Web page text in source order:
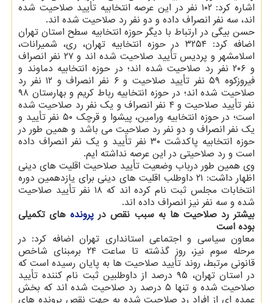
اشاره كرد: ۱۰۲ نفر در این عرصه انتخابیه تأیید صلاحیت شده
اند، سه نفر انصراف داده و دو نفر رد صلاحیت شده اند.
حسن بیگی در ارتباط با دیگر حوزه انتخابیه سطح استان تهران
اضافه كرد: ۳۲۵۴ در حوزه انتخابیه تهران، ری، شمیرانات،
اسلامشهر و پردیس تأیید صلاحیت شده اند و ۲۷ نفر انصراف
و ۲۰۶ نفر رد صلاحیت شده اند؛ در حوزه انتخابیه دماوند و
فیروزكوه ۵۹ نفر تأیید صلاحیت و ۶ نفر انصراف و ۱۲ نفر رد
صلاحیت شده اند؛ در حوزه انتخابیه رباط كریم و بهارستان ۹۸
نفر تأیید صلاحیت و ۴ نفر انصراف و یك نفر رد صلاحیت شده
است؛ در حوزه انتخابیه ورامین، پیشوا و قرچك ۵۰ نفر تأیید و
یك نفر انصراف و دو نفر رد صلاحیت می باشد و همین طور در
حوزه انتخابیه پاكدشت ۳۰ نفر تأیید و یك نفر انصراف داده
است و رد صلاحیتی در این عرصه نداشته ایم.
وی همین طور درباب وضعیت تأیید صلاحیت اقلیت های دینی
اظهار داشت: ۲۱ داوطلب اقلیت های دینی برای یازدهمین دوره
انتخابات مجلس ثبت نام كرده اند كه ۱۸ نفر تأیید صلاحیت
شده و سه نفر نیز انصراف داده اند.
بیشتر رد صلاحیت ها به سبب نقص در پروندههای تكمیلی
بوده است
معاون سیاسی و اجتماعی استانداری تهران اضافه كرد: در
مرحله سوم نیز، روز گذشته تا ساعت ۲۴ برمبنای شاخص
قانونی مرتبط، روند تأیید صلاحیت ها به پایان رسیده است كه
در استان تهران، ۹۵ درصد از داوطلبین ثبت نام كننده تأیید
صلاحیت شده و تنها ۵ درصد رد صلاحیت شده اند كه بخش
عمده ای از افراد رد صلاحیت شده به جهت نقص پرونده های